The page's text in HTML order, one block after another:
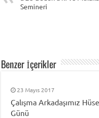
Semineri
Benzer İçerikler
23 Mayıs 2017
Çalışma Arkadaşımız
Günü